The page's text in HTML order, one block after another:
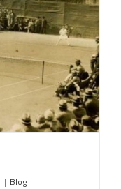
| Blog